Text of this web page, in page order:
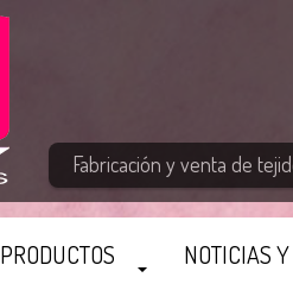
Fabricación y venta de
PRODUCTOS NOTICIAS